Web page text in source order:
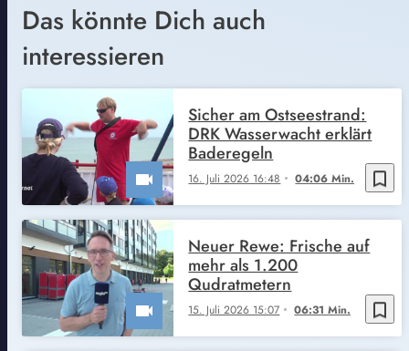
Das könnte Dich auch
interessieren
bookmark_border
16. Juli 2026 16:48 04:06 Min.
Sicher am Ostseestrand:
DRK Wasserwacht erklärt
Baderegeln
bookmark_border
15. Juli 2026 15:07 06:31 Min.
Neuer Rewe: Frische auf
mehr als 1.200
Qudratmetern